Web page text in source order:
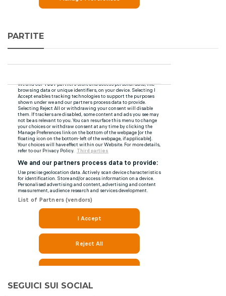
PARTITE
SEGUICI SUI SOCIAL